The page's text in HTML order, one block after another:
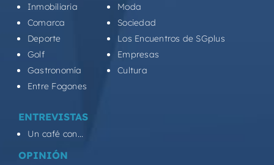
Inmobiliaria
Comarca
Deporte
Golf
Gastronomía
Entre Fogones
Moda
Sociedad
Los Encuentros de SGplus
Empresas
Cultura
ENTREVISTAS
Un café con...
OPINIÓN